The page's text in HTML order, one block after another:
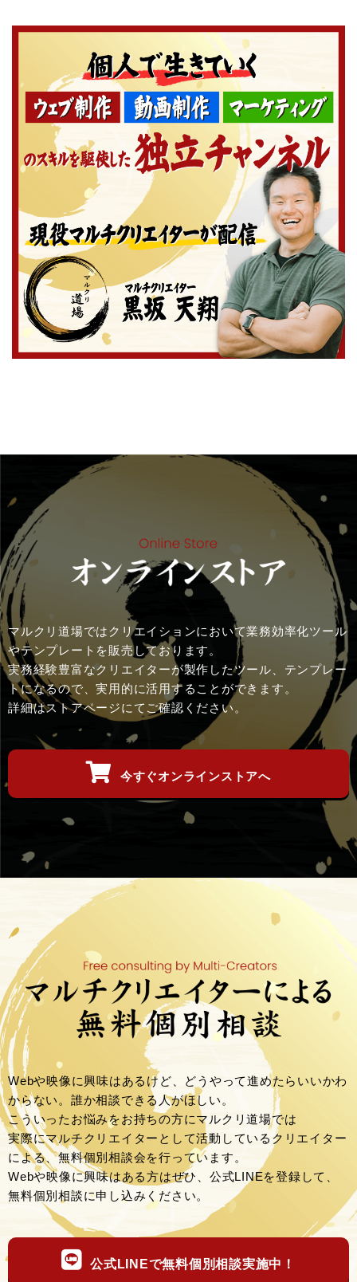
マルクリ道場ではクリエイションにおいて業務効率化ツール
やテンプレートを販売しております。
実務経験豊富なクリエイターが製作したツール、テンプレー
トになるので、実用的に活用することができます。
詳細はストアページにてご確認ください。
今すぐオンラインストアへ
Webや映像に興味はあるけど、どうやって進めたらいいかわ
からない。誰か相談できる人がほしい。
こういったお悩みをお持ちの方にマルクリ道場では
実際にマルチクリエイターとして活動しているクリエイター
による、無料個別相談会を行っています。
Webや映像に興味はある方はぜひ、公式LINEを登録して、
無料個別相談に申し込みください。
公式LINEで無料個別相談実施中！